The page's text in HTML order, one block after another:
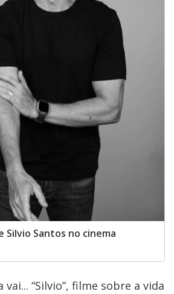
Silvio Santos no cinema
vai... “Silvio”, filme sobre a vida